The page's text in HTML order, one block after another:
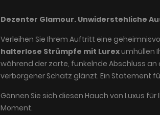
Dezenter Glamour. Unwiderstehliche
Verleihen Sie Ihrem Auftritt eine
halterlose Strümpfe mit Lurexumhüllen
während der zarte, funkelnde Abschluss an
verborgener Schatz glänzt. Ein Statement
Gönnen Sie sich diesen Hauch von Luxus
Moment.